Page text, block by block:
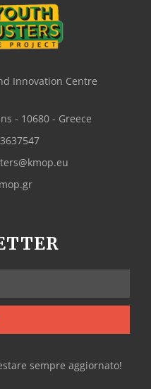
Innovation Centre
- 10680 - Greece
sempre aggiornato!